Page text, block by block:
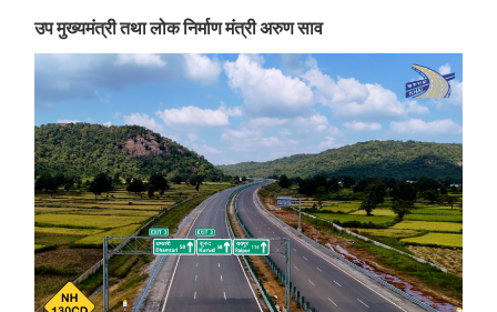
उप मुख्यमंत्री तथा लोक निर्माण मंत्री अरुण साव